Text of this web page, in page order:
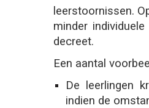
leerstoornissen.
minder
decreet.
Een aantal
De leerlingen
indien de